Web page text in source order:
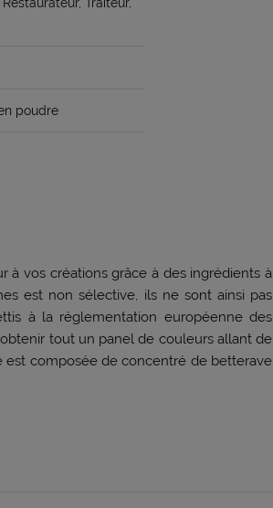
Traiteur,
poudre
vos créations grâce à des ingrédients à
est non sélective, ils ne sont ainsi pas
à la réglementation européenne des
tout un panel de couleurs allant de
composée de concentré de betterave